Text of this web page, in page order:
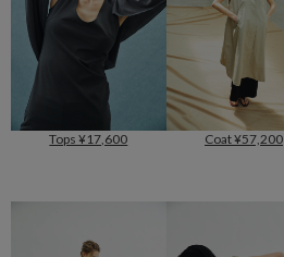
Tops ¥17,600 Coat ¥57,200